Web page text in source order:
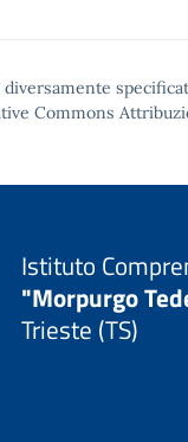
diversamente
Commons
Istituto
"Morpurgo
Trieste (TS)